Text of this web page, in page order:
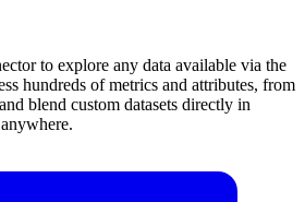
to explore any data available via the
hundreds of metrics and attributes, from
blend custom datasets directly in